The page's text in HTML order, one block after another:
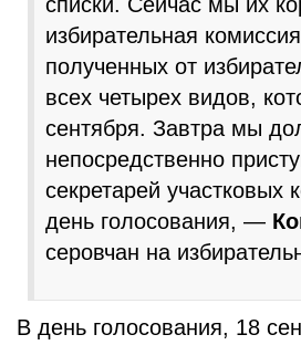
избирательная
полученных от
всех четырех видов,
сентября. Завтра мы
непосредственно
секретарей
день голосования, —
серовчан на
В день голосования, 18